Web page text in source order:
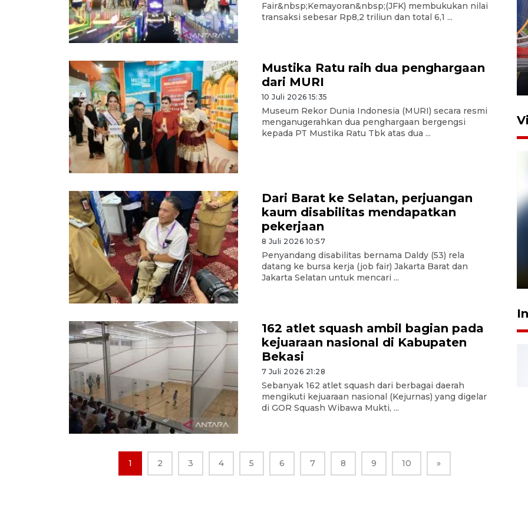
Fair&nbsp;Kemayoran&nbsp;(JFK) membukukan nilai
transaksi sebesar Rp8,2 triliun dan total 6,1 ...
Mustika Ratu raih dua penghargaan
dari MURI
10 Juli 2026 15:35
Museum Rekor Dunia Indonesia (MURI) secara resmi
menganugerahkan dua penghargaan bergengsi
kepada PT Mustika Ratu Tbk atas dua ...
Dari Barat ke Selatan, perjuangan
kaum disabilitas mendapatkan
pekerjaan
8 Juli 2026 10:57
Penyandang disabilitas bernama Daldy (53) rela
datang ke bursa kerja (job fair) Jakarta Barat dan
Jakarta Selatan untuk mencari ...
162 atlet squash ambil bagian pada
kejuaraan nasional di Kabupaten
Bekasi
7 Juli 2026 21:28
Sebanyak 162 atlet squash dari berbagai daerah
mengikuti kejuaraan nasional (Kejurnas) yang digelar
di GOR Squash Wibawa Mukti, ...
1 2 3 4 5 6 7 8 9 10 »
Stasiun Bogor
12 Juni 2026 18:49
Pelanggan Filaha Farm setia
sampai 8 tahan?
1 Juni 2026 05:47